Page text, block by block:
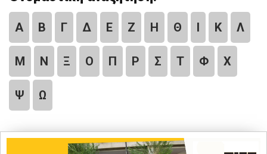
Α Β Γ Δ Ε Ζ Η Θ Ι Κ Λ
Μ Ν Ξ Ο Π Ρ Σ Τ Φ Χ
Ψ Ω